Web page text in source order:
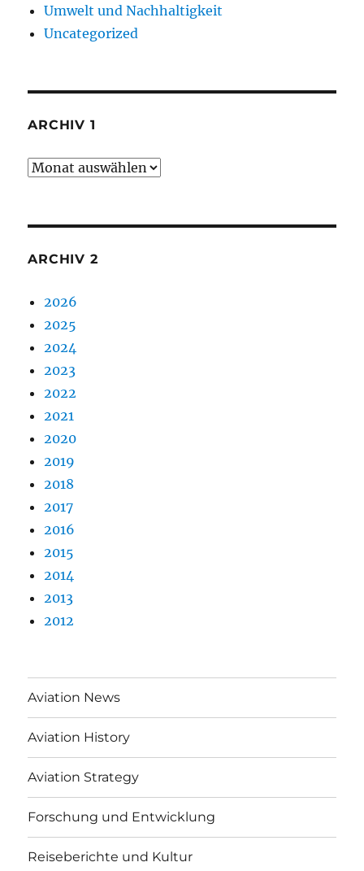
Umwelt und Nachhaltigkeit
Uncategorized
ARCHIV 1
Archiv
ARCHIV 2
2026
2025
2024
2023
2022
2021
2020
2019
2018
2017
2016
2015
2014
2013
2012
Aviation News
Aviation History
Aviation Strategy
Forschung und Entwicklung
Reiseberichte und Kultur